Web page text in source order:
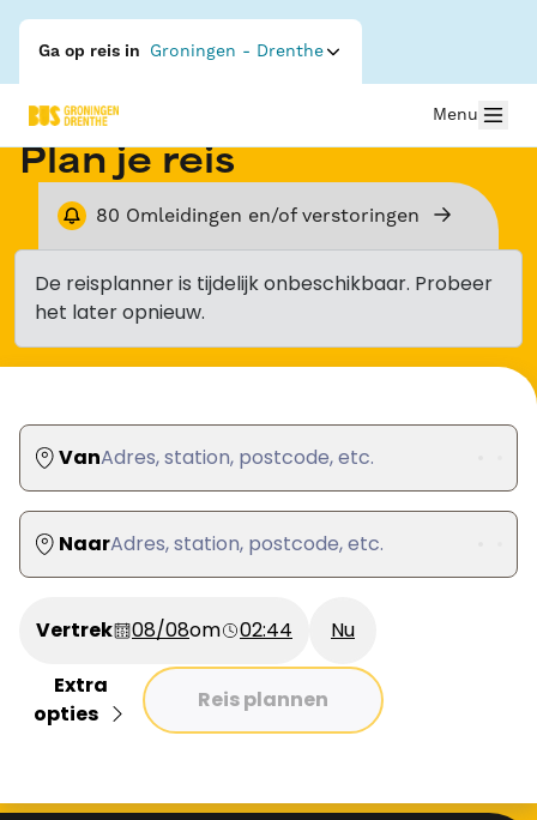
Ga op reis in Groningen - Drenthe
Menu
Plan je reis
80 Omleidingen en/of verstoringen
De reisplanner is tijdelijk onbeschikbaar. Probeer
het later opnieuw.
VanAdres, station, postcode, etc.
NaarAdres, station, postcode, etc.
Vertrek 08/08om 02:44
Nu
Extra
opties
Reis plannen